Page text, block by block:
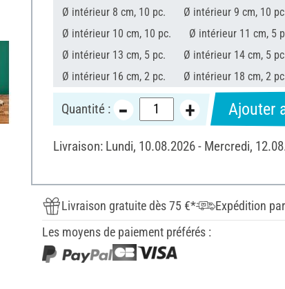
Ø intérieur 8 cm, 10 pc.
Ø intérieur 9 cm, 10
Ø intérieur 10 cm, 10 pc.
Ø intérieur 11 cm, 5
Ø intérieur 13 cm, 5 pc.
Ø intérieur 14 cm, 5
Ø intérieur 16 cm, 2 pc.
Ø intérieur 18 cm, 2
Quantité : Ajouter
Livraison: Lundi, 10.08.2026 - Mercredi,
Livraison gratuite dès 75 €*
Expédition
Les moyens de paiement préférés :